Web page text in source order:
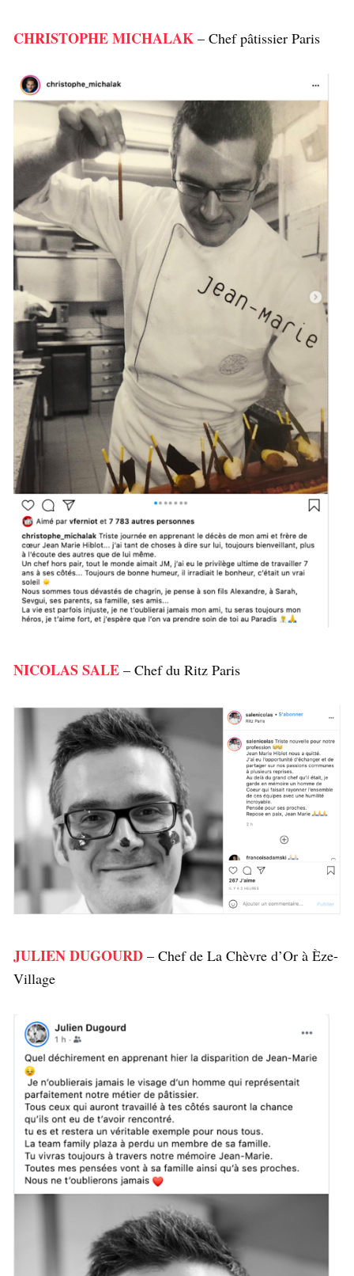
CHRISTOPHE MICHALAK – Chef pâtissier Paris
NICOLAS SALE – Chef du Ritz Paris
JULIEN DUGOURD – Chef de La Chèvre d’Or à Èze-
Village